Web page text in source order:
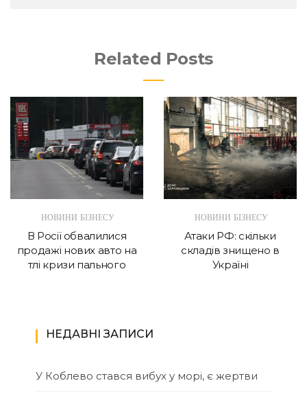
Related Posts
НОВИНИ БІЗНЕСУ
В Росії обвалилися
продажі нових авто на
тлі кризи пального
НОВИНИ БІЗНЕСУ
Атаки РФ: скільки
складів знищено в
Україні
НЕДАВНІ ЗАПИСИ
У Коблево стався вибух у морі, є жертви